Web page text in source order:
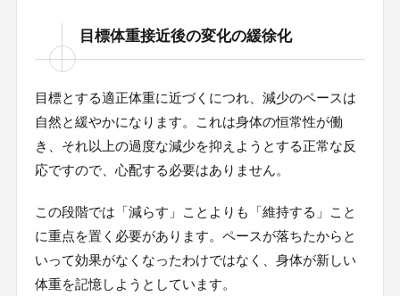
目標体重接近後の変化の緩徐化
目標とする適正体重に近づくにつれ、減少のペースは
自然と緩やかになります。これは身体の恒常性が働
き、それ以上の過度な減少を抑えようとする正常な反
応ですので、心配する必要はありません。
この段階では「減らす」ことよりも「維持する」こと
に重点を置く必要があります。ペースが落ちたからと
いって効果がなくなったわけではなく、身体が新しい
体重を記憶しようとしています。